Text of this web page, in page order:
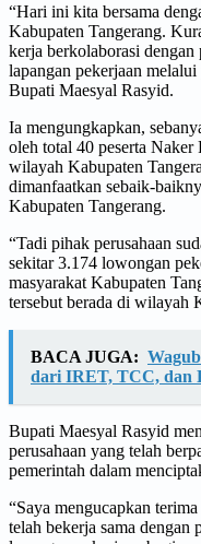
“Hari ini kita bersama
Kabupaten Tangerang.
kerja berkolaborasi
lapangan pekerjaan
Bupati Maesyal Rasyid.
Ia mengungkapkan,
oleh total 40 peserta Naker
wilayah Kabupaten
dimanfaatkan sebaik-
Kabupaten Tangerang.
“Tadi pihak perusahaan
sekitar 3.174 lowongan
masyarakat Kabupaten
tersebut berada di wilayah
BACA JUGA:
dari IRET, TCC, dan
Bupati Maesyal Rasyid
perusahaan yang telah
pemerintah dalam
“Saya mengucapkan
telah bekerja sama dengan